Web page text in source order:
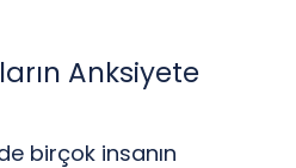
Anksiyete
birçok insanın